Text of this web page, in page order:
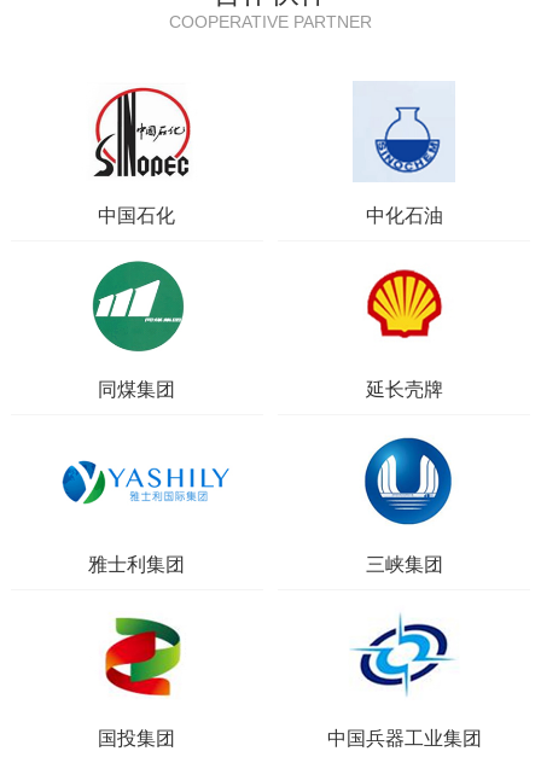
COOPERATIVE PARTNER
中国石化 中化石油
同煤集团 延长壳牌
雅士利集团 三峡集团
国投集团 中国兵器工业集团